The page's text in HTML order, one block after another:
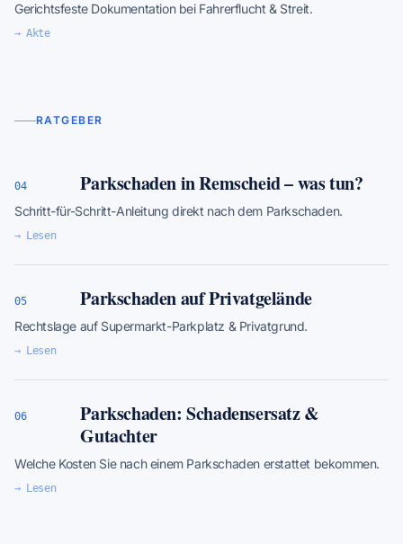
Gerichtsfeste Dokumentation bei Fahrerflucht & Streit.
→ Akte
RATGEBER
04 Parkschaden in Remscheid – was tun?
Schritt-für-Schritt-Anleitung direkt nach dem Parkschaden.
→ Lesen
05 Parkschaden auf Privatgelände
Rechtslage auf Supermarkt-Parkplatz & Privatgrund.
→ Lesen
06
Parkschaden: Schadensersatz &
Gutachter
Welche Kosten Sie nach einem Parkschaden erstattet bekommen.
→ Lesen